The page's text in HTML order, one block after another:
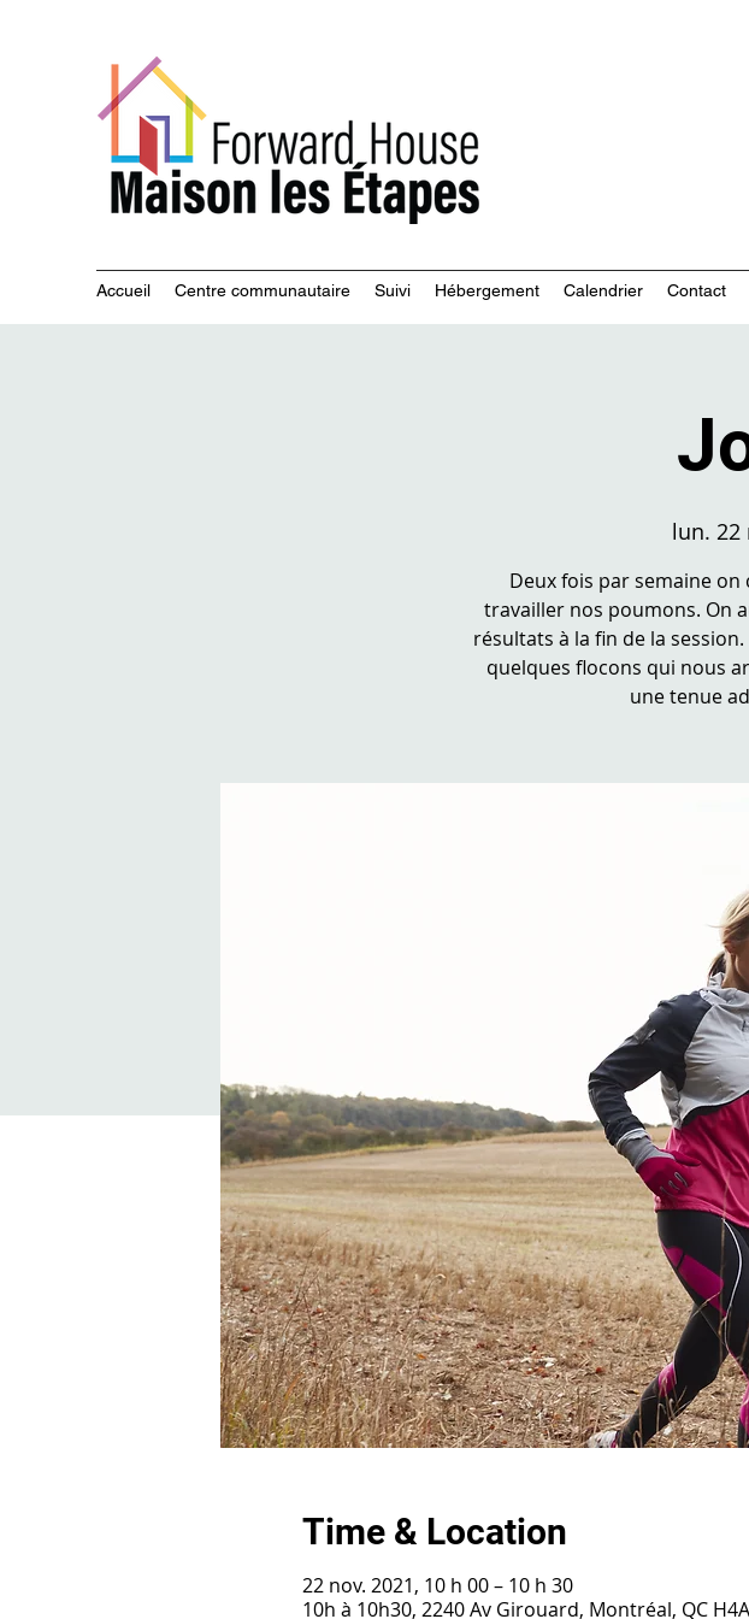
Accueil Centre communautaire Suivi Hébergement Calendrier Contact
lun. 22
Deux fois par semaine
travailler nos poumons. On
résultats à la fin de la
quelques flocons qui nous
une tenue
Time & Location
22 nov. 2021, 10 h 00 – 10 h 30
10h à 10h30, 2240 Av Girouard, Montréal, QC